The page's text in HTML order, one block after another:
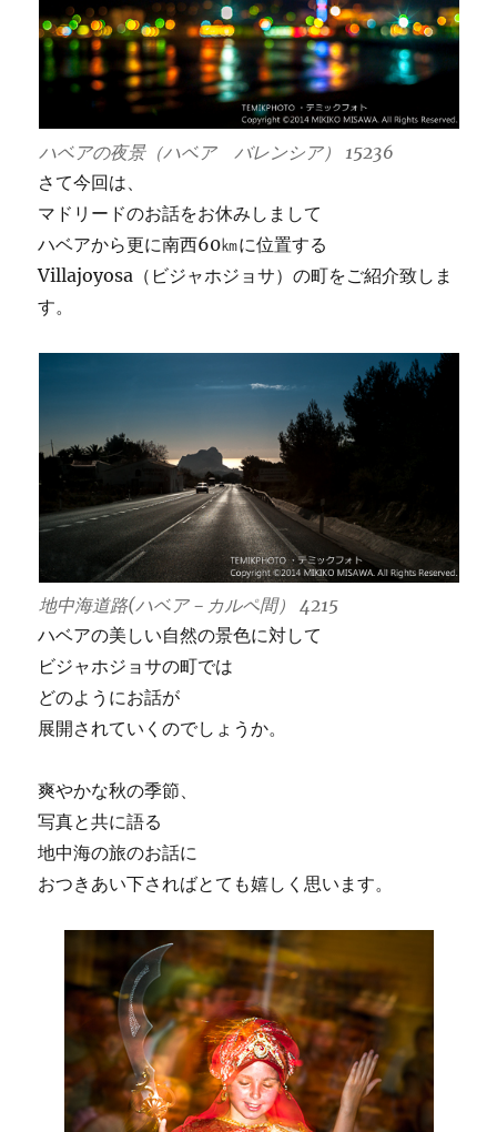
ハベアの夜景（ハベア バレンシア） 15236
さて今回は、
マドリードのお話をお休みしまして
ハベアから更に南西60㎞に位置する
Villajoyosa（ビジャホジョサ）の町をご紹介致しま
す。
地中海道路(ハベア－カルペ間） 4215
ハベアの美しい自然の景色に対して
ビジャホジョサの町では
どのようにお話が
展開されていくのでしょうか。
爽やかな秋の季節、
写真と共に語る
地中海の旅のお話に
おつきあい下さればとても嬉しく思います。